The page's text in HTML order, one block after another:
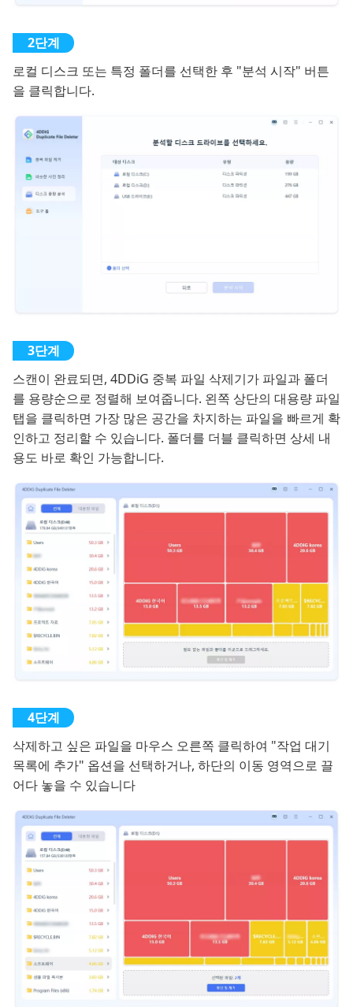
로컬 디스크 또는 특정 폴더를 선택한 후 "분석 시작" 버튼
을 클릭합니다.
스캔이 완료되면, 4DDiG 중복 파일 삭제기가 파일과 폴더
를 용량순으로 정렬해 보여줍니다. 왼쪽 상단의 대용량 파일
탭을 클릭하면 가장 많은 공간을 차지하는 파일을 빠르게 확
인하고 정리할 수 있습니다. 폴더를 더블 클릭하면 상세 내
용도 바로 확인 가능합니다.
삭제하고 싶은 파일을 마우스 오른쪽 클릭하여 "작업 대기
목록에 추가" 옵션을 선택하거나, 하단의 이동 영역으로 끌
어다 놓을 수 있습니다